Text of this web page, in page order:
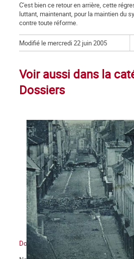
C'est bien ce retour en arrière, cette
luttant, maintenant, pour la maintien du
contre toute réforme.
Modifié le mercredi 22 juin 2005
Voir aussi dans la
Dossiers
Dossier La Commune de Paris 150e